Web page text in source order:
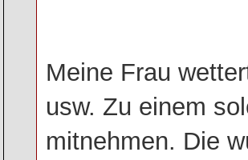
Meine Frau
usw. Zu einem
mitnehmen. Die